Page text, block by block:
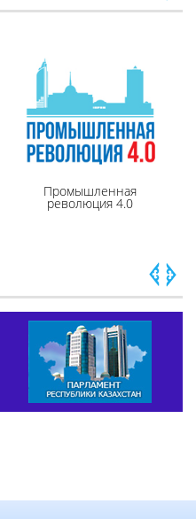
Промышленная
революция 4.0